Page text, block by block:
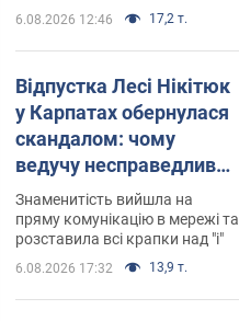
6.08.2026 12:46 17,2 т.
Відпустка Лесі Нікітюк
у Карпатах обернулася
скандалом: чому
ведучу несправедливо
захейтили
Знаменитість вийшла на
пряму комунікацію в мережі та
розставила всі крапки над "і"
6.08.2026 17:32 13,9 т.